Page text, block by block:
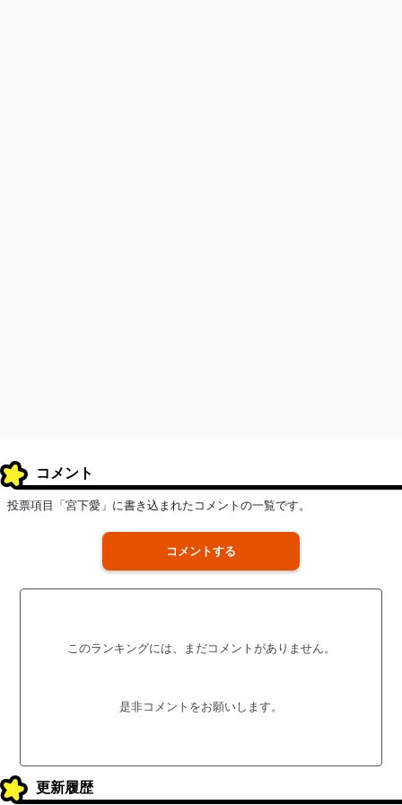
コメント
投票項目「宮下愛」に書き込まれたコメントの一覧です。
コメントする
このランキングには、まだコメントがありません。
是非コメントをお願いします。
更新履歴